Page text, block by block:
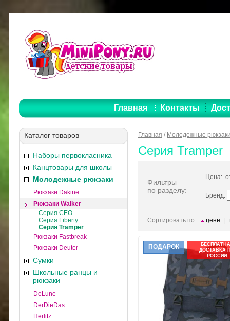
Главная Контакты
Каталог товаров
Наборы первокласника
Канцтовары для школы
Молодежные рюкзаки
Рюкзаки Dakine
Рюкзаки Walker
Серия CEO
Серия Liberty
Серия Tramper
Рюкзаки Fastbreak
Рюкзаки Deuter
Сумки
Школьные ранцы и
рюкзаки
DeLune
DerDieDas
Herlitz
Главная / Молодежные
Серия Tramper
Фильтры
по разделу:
Цена:
Бренд:
Сортировать по: цене
ПОДАРОК
ДОСТАВКА
РОССИИ